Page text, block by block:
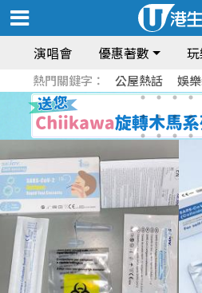
演唱會 優惠著數
熱門關鍵字： 公屋熱話 娛